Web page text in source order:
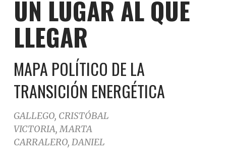
UN LUGAR AL QUE
LLEGAR
MAPA POLÍTICO DE LA
TRANSICIÓN ENERGÉTICA
GALLEGO, CRISTÓBAL
VICTORIA, MARTA
CARRALERO, DANIEL